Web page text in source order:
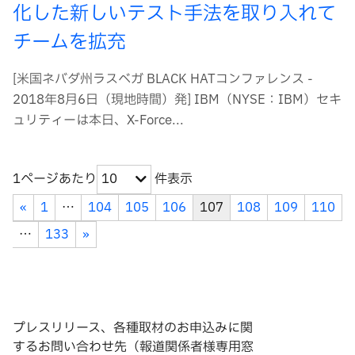
化した新しいテスト手法を取り入れて
チームを拡充
[米国ネバダ州ラスベガ BLACK HATコンファレンス -
2018年8月6日（現地時間）発] IBM（NYSE：IBM）セキ
ュリティーは本日、X-Force...
1ページあたり 10
件表示
«
1 … 104 105 106 107 108 109
110
…
133 »
プレスリリース、各種取材のお申込みに関
するお問い合わせ先（報道関係者様専用窓